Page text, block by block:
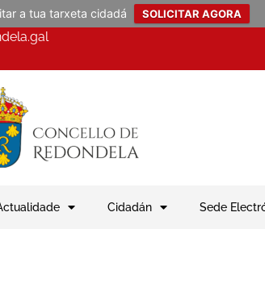
a tua tarxeta cidadá SOLICITAR AGORA
Cidadán Sede